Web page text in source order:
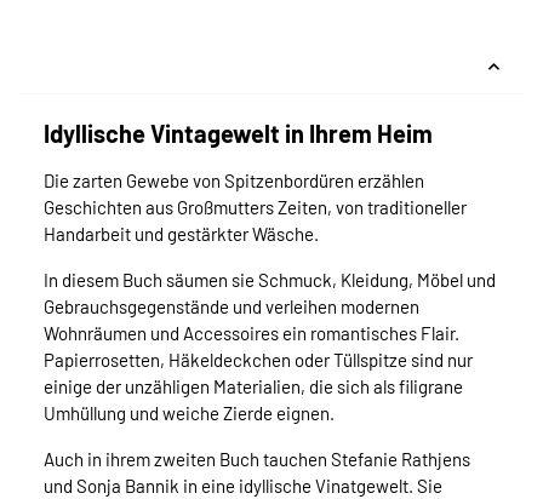
Idyllische Vintagewelt in Ihrem Heim
Die zarten Gewebe von Spitzenbordüren erzählen
Geschichten aus Großmutters Zeiten, von traditioneller
Handarbeit und gestärkter Wäsche.
In diesem Buch säumen sie Schmuck, Kleidung, Möbel und
Gebrauchsgegenstände und verleihen modernen
Wohnräumen und Accessoires ein romantisches Flair.
Papierrosetten, Häkeldeckchen oder Tüllspitze sind nur
einige der unzähligen Materialien, die sich als filigrane
Umhüllung und weiche Zierde eignen.
Auch in ihrem zweiten Buch tauchen Stefanie Rathjens
und Sonja Bannik in eine idyllische Vinatgewelt. Sie